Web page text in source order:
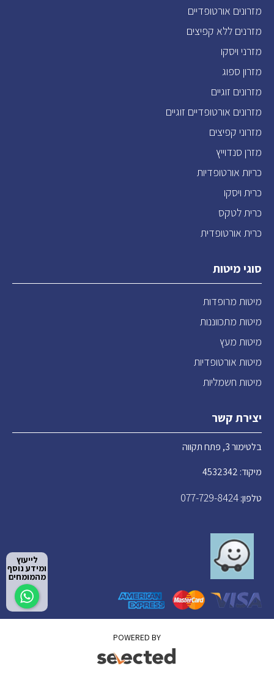
לייעוץ
ומידע נוסף
מהמומחים
מזרונים אורטופדיים
מזרנים ללא קפיצים
מזרני ויסקו
מזרון ספוג
מזרונים זוגיים
מזרונים אורטופדיים זוגיים
מזרוני קפיצים
מזרן סנדוייץ
כריות אורטופדיות
כרית ויסקו
כרית לטקס
כרית אורטופדית
סוגי מיטות
מיטות מרופדות
מיטות מתכווננות
מיטות מעץ
מיטות אורטופדיות
מיטות חשמליות
יצירת קשר
בלטימור 3, פתח תקווה
מיקוד: 4532342
טלפון:077-729-8424
POWERED BY